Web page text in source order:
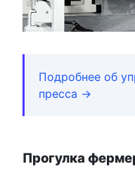
Подробнее об
пресса →
Прогулка